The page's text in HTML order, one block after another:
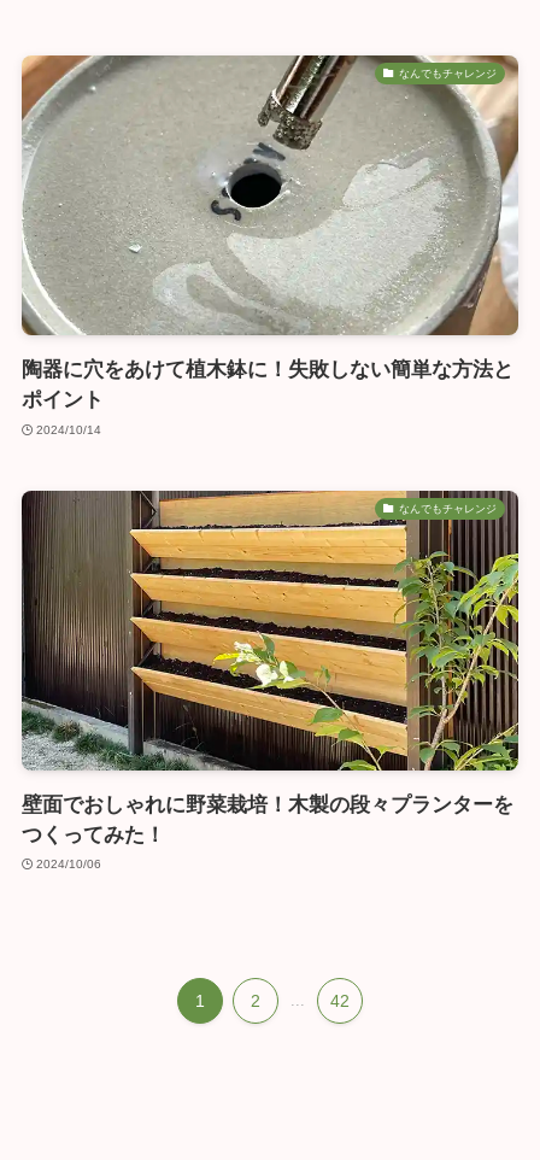
なんでもチャレンジ
陶器に穴をあけて植木鉢に！失敗しない簡単な方法と
ポイント
2024/10/14
なんでもチャレンジ
壁面でおしゃれに野菜栽培！木製の段々プランターを
つくってみた！
2024/10/06
1 2 42